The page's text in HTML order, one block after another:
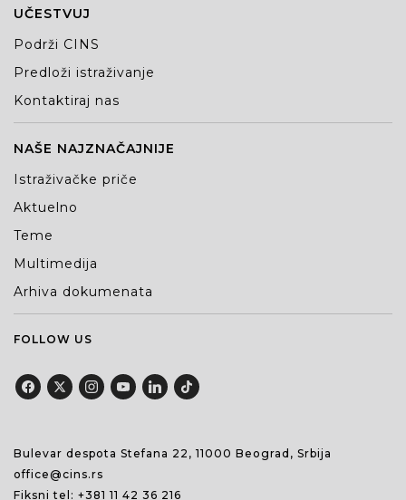
UČESTVUJ
Podrži CINS
Predloži istraživanje
Kontaktiraj nas
NAŠE NAJZNAČAJNIJE
Istraživačke priče
Aktuelno
Teme
Multimedija
Arhiva dokumenata
FOLLOW US
Bulevar despota Stefana 22, 11000 Beograd, Srbija
office@cins.rs
Fiksni tel: +381 11 42 36 216